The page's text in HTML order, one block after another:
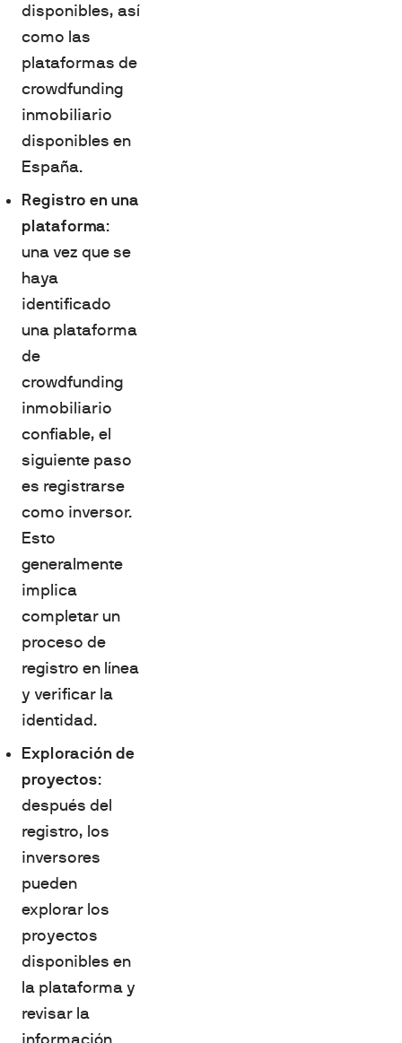
disponibles, así
como las
plataformas de
crowdfunding
inmobiliario
disponibles en
España.
Registro en una
plataforma:
una vez que se
haya
identificado
una plataforma
de
crowdfunding
inmobiliario
confiable, el
siguiente paso
es registrarse
como inversor.
Esto
generalmente
implica
completar un
proceso de
registro en línea
y verificar la
identidad.
Exploración de
proyectos:
después del
registro, los
inversores
pueden
explorar los
proyectos
disponibles en
la plataforma y
revisar la
información